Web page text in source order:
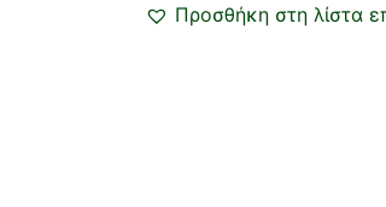
Προσθήκη στη λίστα